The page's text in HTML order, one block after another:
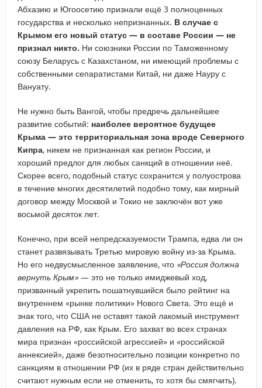
Абхазию и Югоосетию признали ещё 3 полноценных
государства и несколько непризнанных. В случае с
Крымом его новый статус — в составе России — не
признал никто. Ни союзники России по Таможенному
союзу Беларусь с Казахстаном, ни имеющий проблемы с
собственными сепаратистами Китай, ни даже Науру с
Вануату.
Не нужно быть Вангой, чтобы предречь дальнейшее
развитие событий: наиболее вероятное будущее
Крыма — это территориальная зона вроде Северного
Кипра, никем не признанная как регион России, и
хороший предлог для любых санкций в отношении неё.
Скорее всего, подобный статус сохранится у полуострова
в течение многих десятилетий подобно тому, как мирный
договор между Москвой и Токио не заключён вот уже
восьмой десяток лет.
Конечно, при всей непредсказуемости Трампа, едва ли он
станет развязывать Третью мировую войну из-за Крыма.
Но его недвусмысленное заявление, что «Россия должна
вернуть Крым»— это не только имиджевый ход,
призванный укрепить пошатнувшийся было рейтинг на
внутреннем «рынке политики» Нового Света. Это ещё и
знак того, что США не оставят такой лакомый инструмент
давления на РФ, как Крым. Его захват во всех странах
мира признан «российской агрессией» и «российской
аннексией», даже безотносительно позиции конкретно по
санкциям в отношении РФ (их в ряде стран действительно
считают нужным если не отменить, то хотя бы смягчить).